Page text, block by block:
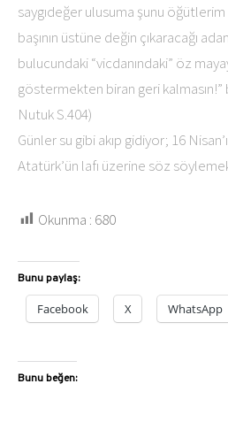
saygıdeğer ulusuma şunu
başının üstüne değin çıkaracağı
bulucundaki “vicdanındaki” öz
göstermekten biran geri kalmasın!”
Nutuk S.404)
Günler su gibi akıp gidiyor; 16
Atatürk’ün lafı üzerine söz
Okunma : 680
Bunu paylaş:
Facebook X WhatsApp
Bunu beğen: